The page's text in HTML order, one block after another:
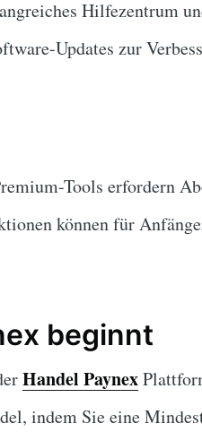
Hilfezentrum
Updates zur
Tools erfordern
können für
beginnt
Handel Paynex
indem Sie eine